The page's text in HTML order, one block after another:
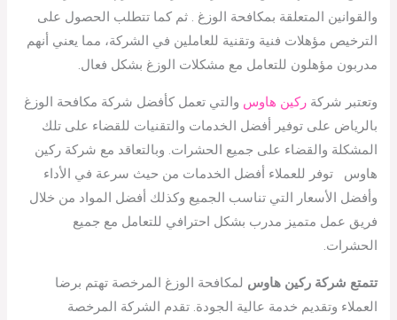
والقوانين المتعلقة بمكافحة الوزغ . ثم كما تتطلب الحصول على
الترخيص مؤهلات فنية وتقنية للعاملين في الشركة، مما يعني أنهم
مدربون مؤهلون للتعامل مع مشكلات الوزغ بشكل فعال.
وتعتبر شركةركين هاوس والتي تعمل كأفضل شركة مكافحة الوزغ
بالرياض على توفير أفضل الخدمات والتقنيات للقضاء على تلك
المشكلة والقضاء على جميع الحشرات. وبالتعاقد مع شركة ركين
هاوس توفر للعملاء أفضل الخدمات من حيث سرعة في الأداء
وأفضل الأسعار التي تناسب الجميع وكذلك أفضل المواد من خلال
فريق عمل متميز مدرب بشكل احترافي للتعامل مع جميع
الحشرات.
تتمتع شركة ركين هاوس لمكافحة الوزغ المرخصة تهتم برضا
العملاء وتقديم خدمة عالية الجودة. تقدم الشركة المرخصة